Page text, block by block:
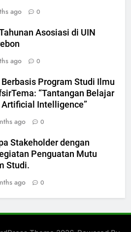
ago 0
Asosiasi di UIN
ago 0
Program Studi Ilmu
“Tantangan Belajar
Artificial Intelligence”
ago 0
Stakeholder dengan
Penguatan Mutu
Studi.
ago 0